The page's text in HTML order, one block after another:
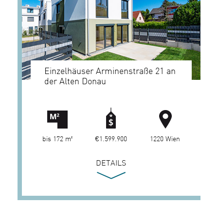
Einzelhäuser Arminenstraße 21 an
der Alten Donau
bis 172 m² €1.599.900 1220 Wien
DETAILS